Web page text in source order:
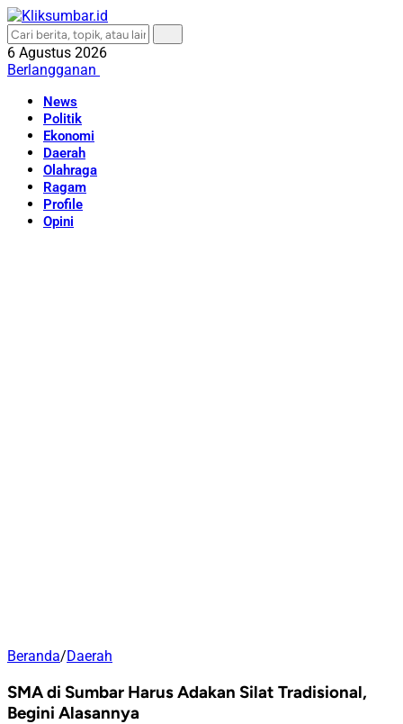
6 Agustus 2026
Berlangganan
News
Politik
Ekonomi
Daerah
Olahraga
Ragam
Profile
Opini
Beranda/Daerah
SMA di Sumbar Harus Adakan Silat Tradisional,
Begini Alasannya